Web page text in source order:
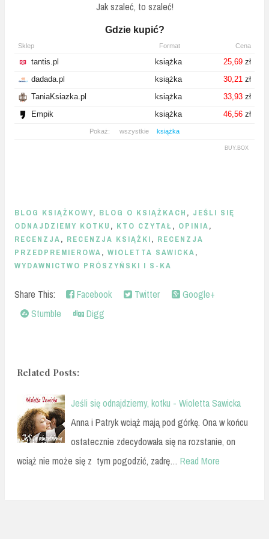
Jak szaleć, to szaleć!
Gdzie kupić?
Sklep Format Cena
tantis.pl książka 25,69zł
dadada.pl
książka 30,21zł
TaniaKsiazka.pl
książka 33,93zł
Empik
książka 46,56zł
Pokaż: wszystkie książka
BUY.BOX
BLOG KSIĄŻKOWY, BLOG O KSIĄŻKACH , JEŚLI SIĘ
ODNAJDZIEMY KOTKU , KTO CZYTAŁ, OPINIA,
RECENZJA, RECENZJA KSIĄŻKI, RECENZJA
PRZEDPREMIEROWA, WIOLETTA SAWICKA,
WYDAWNICTWO PRÓSZYŃSKI I S-KA
Share This: Facebook Twitter
Google+
Stumble
Digg
Related Posts:
Jeśli się odnajdziemy, kotku - Wioletta Sawicka
Anna i Patryk wciąż mają pod górkę. Ona w końcu
ostatecznie zdecydowała się na rozstanie, on
wciąż nie może się z tym pogodzić, zadrę… Read More